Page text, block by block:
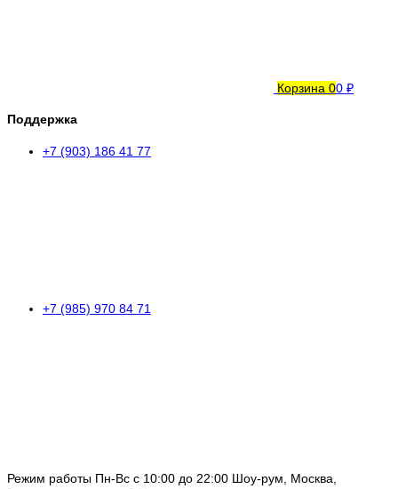
Корзина 00 ₽
Поддержка
+7 (903) 186 41 77
+7 (985) 970 84 71
Режим работы Пн-Вс с 10:00 до 22:00 Шоу-рум, Москва,